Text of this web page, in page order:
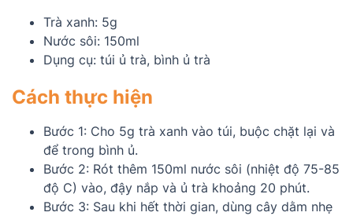
Trà xanh: 5g
Nước sôi: 150ml
Dụng cụ: túi ủ trà, bình ủ trà
Cách thực hiện
Bước 1: Cho 5g trà xanh vào túi, buộc chặt lại và
để trong bình ủ.
Bước 2: Rót thêm 150ml nước sôi (nhiệt độ 75-85
độ C) vào, đậy nắp và ủ trà khoảng 20 phút.
Bước 3: Sau khi hết thời gian, dùng cây dằm nhẹ